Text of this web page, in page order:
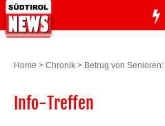
Home > Chronik > Betrug von
Info-Treffen